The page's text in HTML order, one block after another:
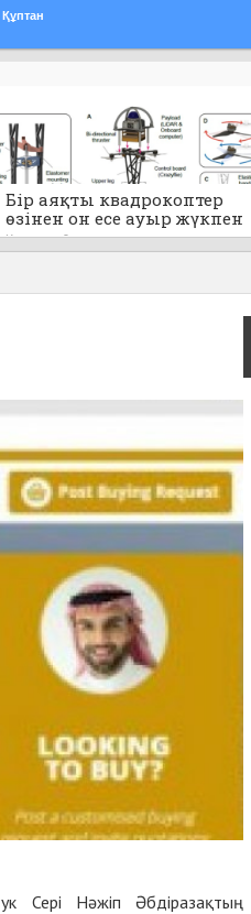
Құптан
Бір аяқты квадрокоптер
өзінен он есе ауыр жүкпен
секіре алады (видео)
Кеше 0
Сері Нәжіп Әбдіразақтың